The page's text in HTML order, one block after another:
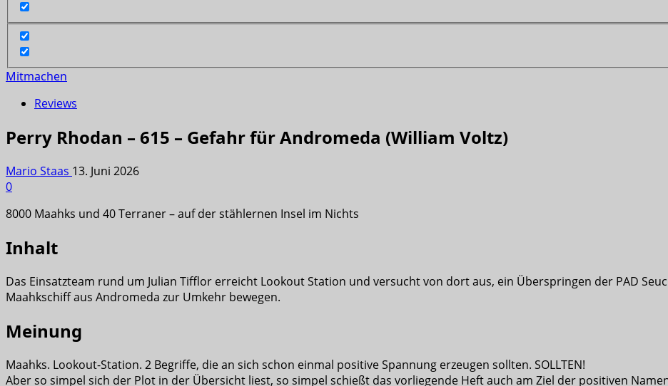
Mitmachen
Reviews
Perry Rhodan – 615 – Gefahr für Andromeda (William Voltz)
Mario Staas 13. Juni 2026
0
8000 Maahks und 40 Terraner – auf der stählernen Insel im Nichts
Inhalt
Das Einsatzteam rund um Julian Tifflor erreicht Lookout Station und versucht von dort aus, ein Überspringen der PAD
Maahkschiff aus Andromeda zur Umkehr bewegen.
Meinung
Maahks. Lookout-Station. 2 Begriffe, die an sich schon einmal positive Spannung erzeugen sollten. SOLLTEN!
Aber so simpel sich der Plot in der Übersicht liest, so simpel schießt das vorliegende Heft auch am Ziel der positiven